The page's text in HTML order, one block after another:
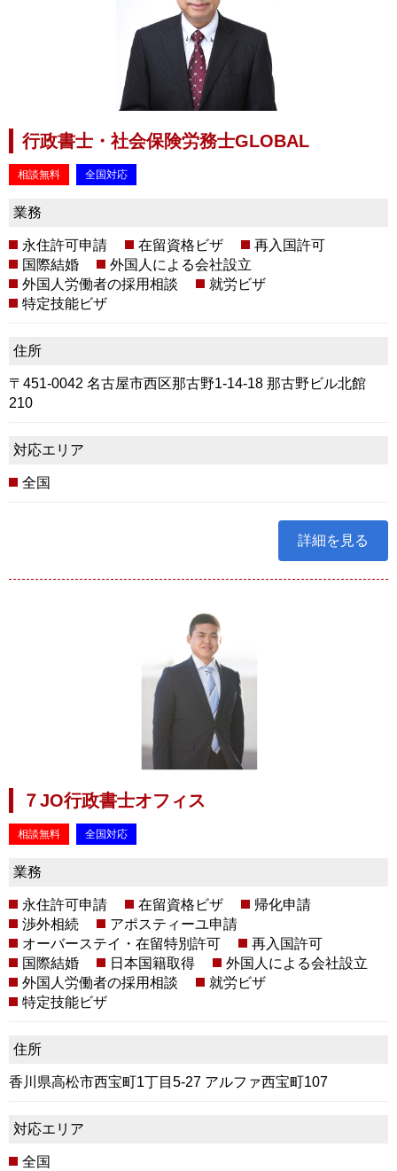
行政書士・社会保険労務士GLOBAL
相談無料 全国対応
業務
永住許可申請 在留資格ビザ
再入国許可
国際結婚
外国人による会社設立
外国人労働者の採用相談
就労ビザ
特定技能ビザ
住所
〒451-0042 名古屋市西区那古野1-14-18 那古野ビル北館
210
対応エリア
全国
詳細を見る
７JO行政書士オフィス
相談無料 全国対応
業務
永住許可申請 在留資格ビザ
帰化申請
渉外相続
アポスティーユ申請
オーバーステイ・在留特別許可
再入国許可
国際結婚
日本国籍取得
外国人による会社設立
外国人労働者の採用相談
就労ビザ
特定技能ビザ
住所
香川県高松市西宝町1丁目5-27 アルファ西宝町107
対応エリア
全国